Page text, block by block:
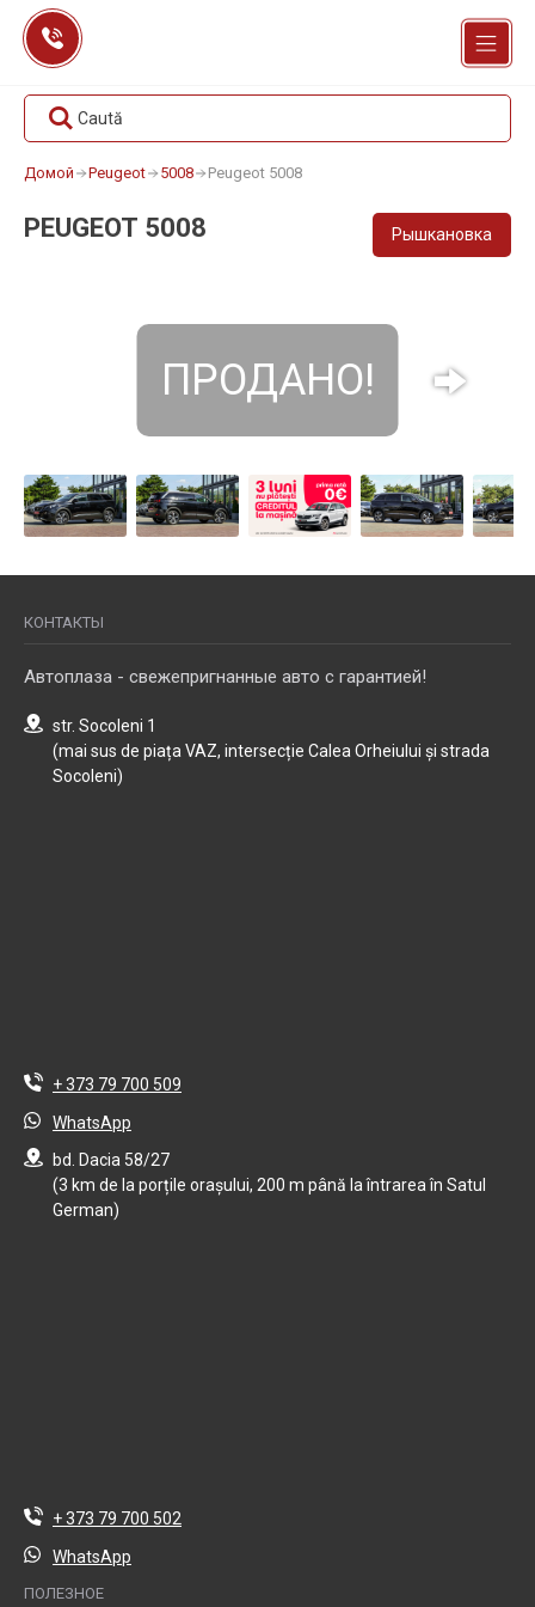
Перейти
содержанию
Caută
Домой Peugeot 5008 Peugeot 5008
PEUGEOT 5008 Рышкановка
ПРОДАНО!
КОНТАКТЫ
Автоплаза - свежепригнанные авто с гарантией!
str. Socoleni 1
(mai sus de piața VAZ, intersecție Calea Orheiului și strada
Socoleni)
+ 373 79 700 509
WhatsApp
bd. Dacia 58/27
(3 km de la porțile orașului, 200 m până la întrarea în Satul
German)
+ 373 79 700 502
WhatsApp
ПОЛЕЗНОЕ